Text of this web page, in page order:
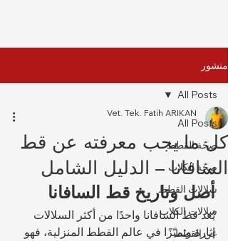
منشور
All Posts
صِحّة القطط
صِحّة الكلاب
سلالات القطط
سلالات الكلاب
عن القطط
All Posts
كل ما يجب معرفته عن قط
السافانا – الدليل الشامل
Vet. Tek. Fatih ARIKAN
أصل وتاريخ قط السافانا
يُعد قط السافانا واحدًا من أكثر السلالات
إثارة وتميّزًا في عالم القطط المنزلية، فهو